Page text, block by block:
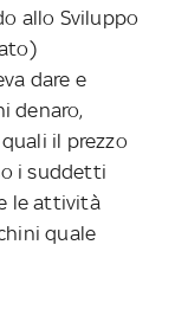
allo Sviluppo
dare e
denaro,
il prezzo
i suddetti
le attività
quale